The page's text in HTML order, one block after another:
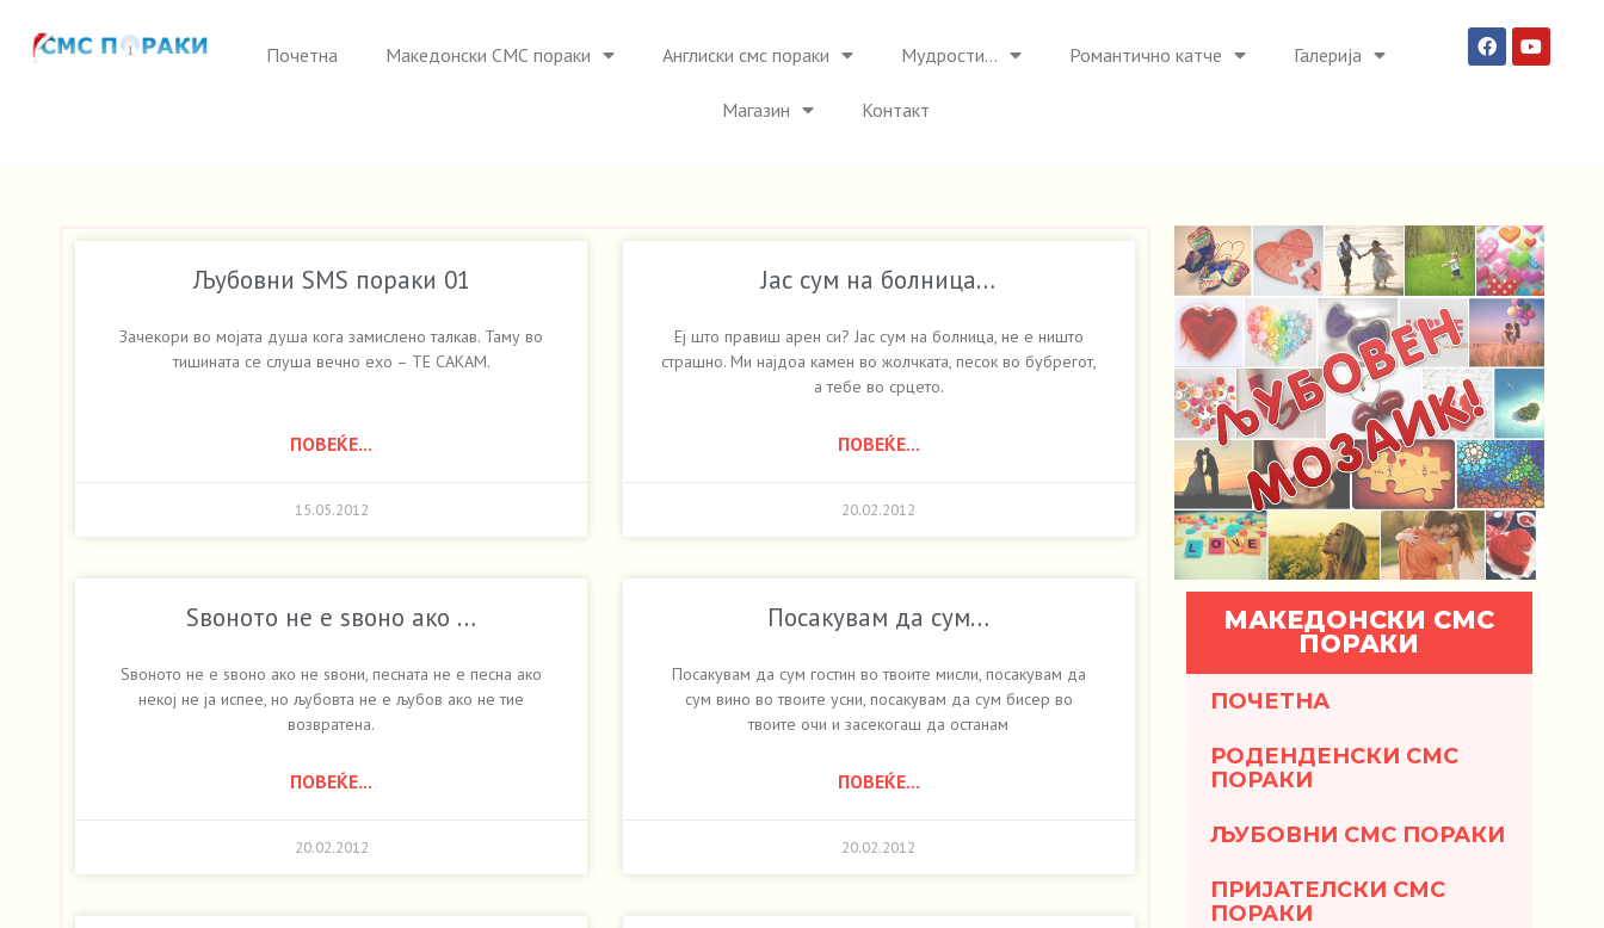
Почетна Македонски СМС пораки Англиски смс пораки Мудрости… Романтично катче Галерија
Магазин Контакт
Љубовни SMS пораки 01
Зачекори во мојата душа кога замислено талкав. Таму во
тишината се слуша вечно ехо – ТЕ САКАМ.
ПОВЕЌЕ...
15.05.2012
Јас сум на болница…
Еј што правиш арен си? Јас сум на болница, не е ништо
страшно. Ми најдоа камен во жолчката, песок во бубрегот,
а тебе во срцето.
ПОВЕЌЕ...
20.02.2012
Ѕвоното не е ѕвоно ако …
Ѕвоното не е ѕвоно ако не ѕвони, песната не е песна ако
некој не ја испее, но љубовта не е љубов ако не тие
возвратена.
ПОВЕЌЕ...
20.02.2012
Посакувам да сум…
Посакувам да сум гостин во твоите мисли, посакувам да
сум вино во твоите усни, посакувам да сум бисер во
твоите очи и засекогаш да останам
ПОВЕЌЕ...
20.02.2012
МАКЕДОНСКИ СМС
ПОРАКИ
ПОЧЕТНА
РОДЕНДЕНСКИ СМС
ПОРАКИ
ЉУБОВНИ СМС ПОРАКИ
ПРИЈАТЕЛСКИ СМС
ПОРАКИ